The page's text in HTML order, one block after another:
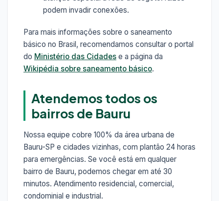
podem invadir conexões.
Para mais informações sobre o saneamento
básico no Brasil, recomendamos consultar o portal
do Ministério das Cidades e a página da
Wikipédia sobre saneamento básico.
Atendemos todos os
bairros de Bauru
Nossa equipe cobre 100% da área urbana de
Bauru-SP e cidades vizinhas, com plantão 24 horas
para emergências. Se você está em qualquer
bairro de Bauru, podemos chegar em até 30
minutos. Atendimento residencial, comercial,
condominial e industrial.